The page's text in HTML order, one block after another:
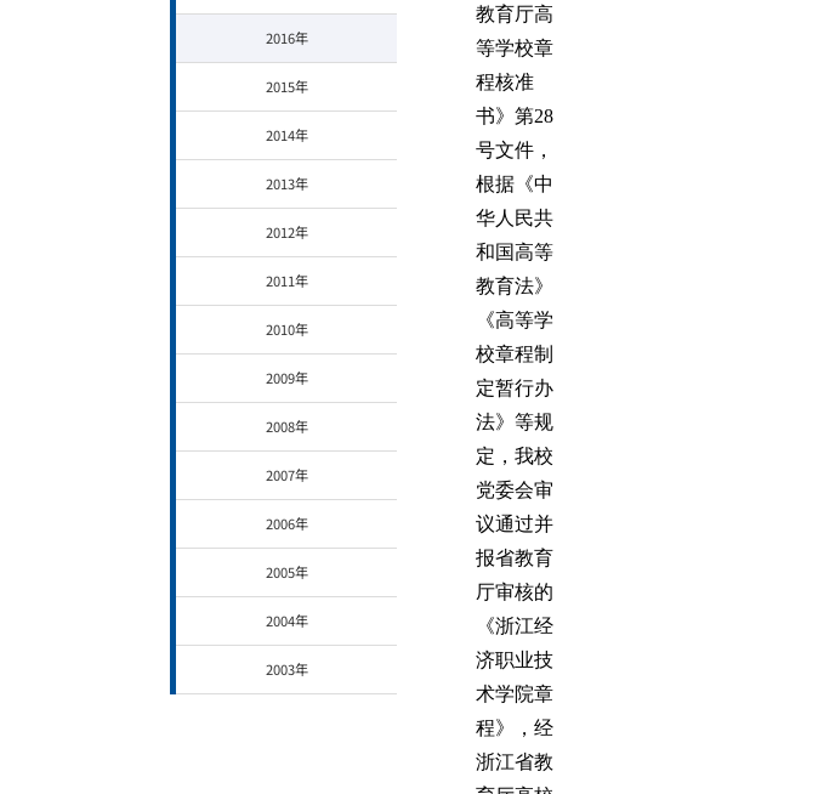
2016年
2015年
2014年
2013年
2012年
2011年
2010年
2009年
2008年
2007年
2006年
2005年
2004年
2003年
教育厅高
等学校章
程核准
书》第28
号文件，
根据《中
华人民共
和国高等
教育法》
《高等学
校章程制
定暂行办
法》等规
定，我校
党委会审
议通过并
报省教育
厅审核的
《浙江经
济职业技
术学院章
程》，经
浙江省教